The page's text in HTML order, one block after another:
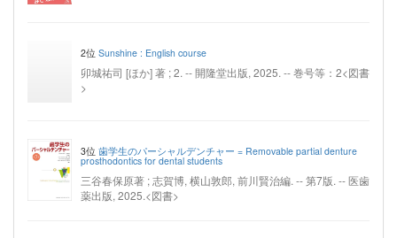
2位 Sunshine : English course
卯城祐司 [ほか] 著 ; 2. -- 開隆堂出版, 2025. -- 巻号等：2<図書
>
3位 歯学生のパーシャルデンチャー = Removable partial denture
prosthodontics for dental students
三谷春保原著 ; 志賀博, 横山敦郎, 前川賢治編. -- 第7版. -- 医歯
薬出版, 2025.<図書>